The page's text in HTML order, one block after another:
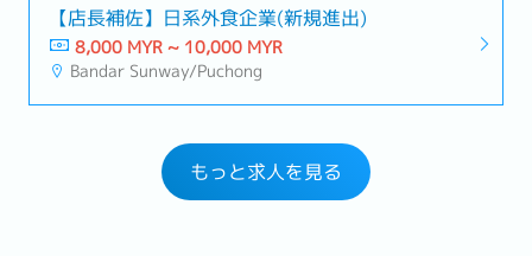
【店長補佐】日系外食企業(新規進出)
8,000 MYR ~ 10,000 MYR
Bandar Sunway/Puchong
もっと求人を見る